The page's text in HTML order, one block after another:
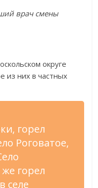
врач смены
округе
из них в частных
горел
Роговатое,
же горел
в селе